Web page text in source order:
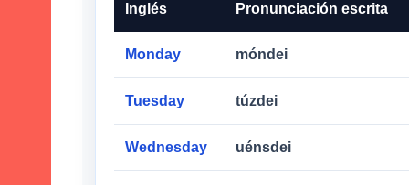
Inglés Pronunciación escrita
Monday móndei
Tuesday túzdei
Wednesday uénsdei